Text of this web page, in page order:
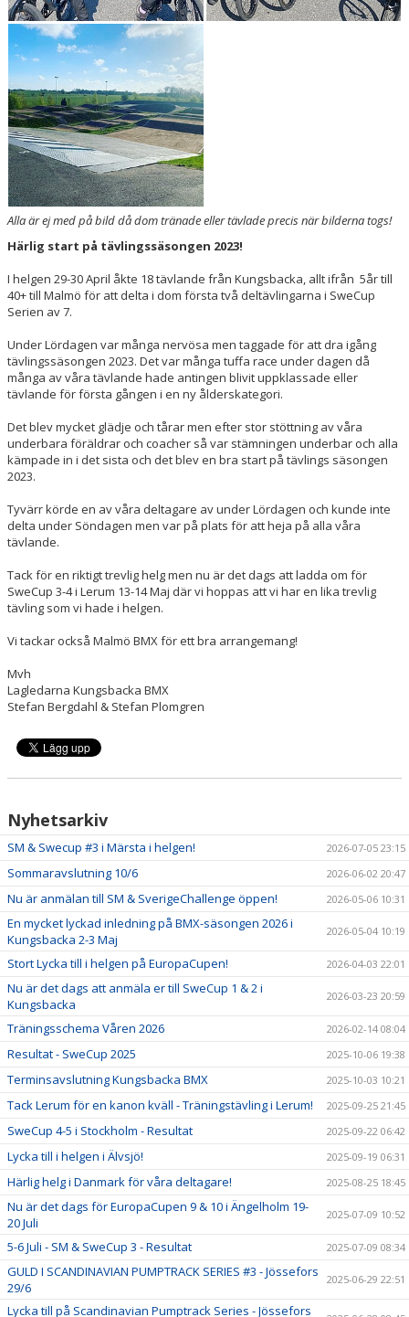
Alla är ej med på bild då dom tränade eller tävlade precis när bilderna togs!
Härlig start på tävlingssäsongen 2023!
I helgen 29-30 April åkte 18 tävlande från Kungsbacka, allt ifrån 5år till
40+ till Malmö för att delta i dom första två deltävlingarna i SweCup
Serien av 7.
Under Lördagen var många nervösa men taggade för att dra igång
tävlingssäsongen 2023. Det var många tuffa race under dagen då
många av våra tävlande hade antingen blivit uppklassade eller
tävlande för första gången i en ny ålderskategori.
Det blev mycket glädje och tårar men efter stor stöttning av våra
underbara föräldrar och coacher så var stämningen underbar och alla
kämpade in i det sista och det blev en bra start på tävlings säsongen
2023.
Tyvärr körde en av våra deltagare av under Lördagen och kunde inte
delta under Söndagen men var på plats för att heja på alla våra
tävlande.
Tack för en riktigt trevlig helg men nu är det dags att ladda om för
SweCup 3-4 i Lerum 13-14 Maj där vi hoppas att vi har en lika trevlig
tävling som vi hade i helgen.
Vi tackar också Malmö BMX för ett bra arrangemang!
Mvh
Lagledarna Kungsbacka BMX
Stefan Bergdahl & Stefan Plomgren
Nyhetsarkiv
SM & Swecup #3 i Märsta i helgen! 2026-07-05 23:15
Sommaravslutning 10/6 2026-06-02 20:47
Nu är anmälan till SM & SverigeChallenge öppen! 2026-05-06 10:31
En mycket lyckad inledning på BMX-säsongen 2026 i
Kungsbacka 2-3 Maj
2026-05-04 10:19
Stort Lycka till i helgen på EuropaCupen! 2026-04-03 22:01
Nu är det dags att anmäla er till SweCup 1 & 2 i
Kungsbacka
2026-03-23 20:59
Träningsschema Våren 2026 2026-02-14 08:04
Resultat - SweCup 2025 2025-10-06 19:38
Terminsavslutning Kungsbacka BMX 2025-10-03 10:21
Tack Lerum för en kanon kväll - Träningstävling i Lerum! 2025-09-25 21:45
SweCup 4-5 i Stockholm - Resultat 2025-09-22 06:42
Lycka till i helgen i Älvsjö! 2025-09-19 06:31
Härlig helg i Danmark för våra deltagare! 2025-08-25 18:45
Nu är det dags för EuropaCupen 9 & 10 i Ängelholm 19-
20 Juli
2025-07-09 10:52
5-6 Juli - SM & SweCup 3 - Resultat 2025-07-09 08:34
GULD I SCANDINAVIAN PUMPTRACK SERIES #3 - Jössefors
29/6
2025-06-29 22:51
Lycka till på Scandinavian Pumptrack Series - Jössefors